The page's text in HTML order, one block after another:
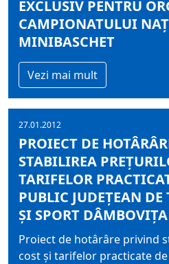
EXCLUSIV PENTRU
CAMPIONATULUI
MINIBASCHET
Vezi mai mult
27.01.2012
PROIECT DE
STABILIREA
TARIFELOR
PUBLIC JUDEŢEAN
ŞI SPORT DÂMBOVIŢA
Proiect de hotârâre privind
cost şi tarifelor practicate de